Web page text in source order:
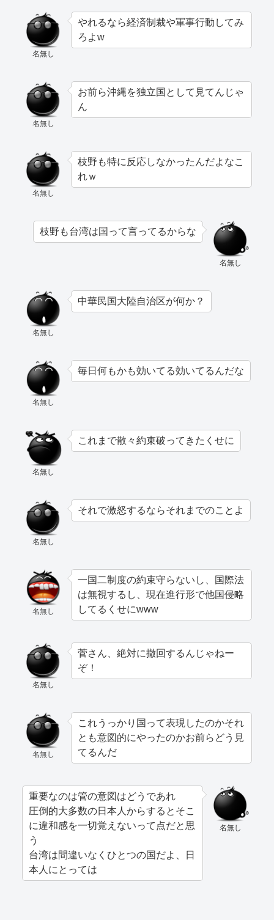
名無し
やれるなら経済制裁や軍事行動してみ
ろよw
名無し
お前ら沖縄を独立国として見てんじゃ
ん
名無し
枝野も特に反応しなかったんだよなこ
れｗ
名無し
枝野も台湾は国って言ってるからな
名無し
中華民国大陸自治区が何か？
名無し
毎日何もかも効いてる効いてるんだな
名無し
これまで散々約束破ってきたくせに
名無し
それで激怒するならそれまでのことよ
名無し
一国二制度の約束守らないし、国際法
は無視するし、現在進行形で他国侵略
してるくせにwww
名無し
菅さん、絶対に撤回するんじゃねー
ぞ！
名無し
これうっかり国って表現したのかそれ
とも意図的にやったのかお前らどう見
てるんだ
名無し
重要なのは管の意図はどうであれ
圧倒的大多数の日本人からするとそこ
に違和感を一切覚えないって点だと思
う
台湾は間違いなくひとつの国だよ、日
本人にとっては